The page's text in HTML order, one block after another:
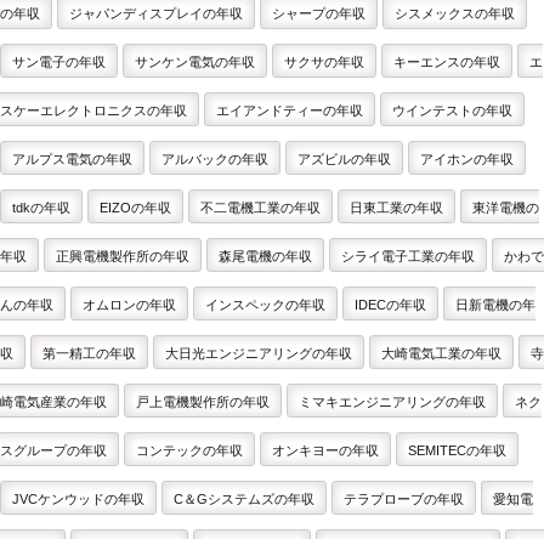
の年収 ジャパンディスプレイの年収 シャープの年収 シスメックスの年収
サン電子の年収 サンケン電気の年収 サクサの年収 キーエンスの年収 エ
スケーエレクトロニクスの年収 エイアンドティーの年収 ウインテストの年収
アルプス電気の年収 アルバックの年収 アズビルの年収 アイホンの年収
tdkの年収 EIZOの年収 不二電機工業の年収 日東工業の年収 東洋電機の
年収 正興電機製作所の年収 森尾電機の年収 シライ電子工業の年収 かわで
んの年収 オムロンの年収 インスペックの年収 IDECの年収 日新電機の年
収 第一精工の年収 大日光エンジニアリングの年収 大崎電気工業の年収 寺
崎電気産業の年収 戸上電機製作所の年収 ミマキエンジニアリングの年収 ネク
スグループの年収 コンテックの年収 オンキヨーの年収 SEMITECの年収
JVCケンウッドの年収 C＆Gシステムズの年収 テラプローブの年収 愛知電